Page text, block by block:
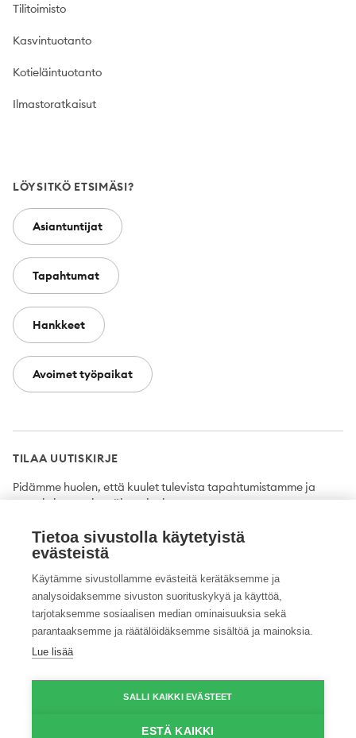
Tilitoimisto
Kasvintuotanto
Kotieläintuotanto
Ilmastoratkaisut
LÖYSITKÖ ETSIMÄSI?
Asiantuntijat
Tapahtumat
Hankkeet
Avoimet työpaikat
TILAA UUTISKIRJE
Pidämme huolen, että kuulet tulevista tapahtumistamme ja
uutuuksista ensimmäisten joukossa.
Tilaa
Twitter FacebookYouTubeInstagramLinkedIn
© 2026 ProAgria. Kaikki oikeudet pidätetään.
Tietoa sivustolla käytetyistä
evästeistä
Käytämme sivustollamme evästeitä kerätäksemme ja
analysoidaksemme sivuston suorituskykyä ja käyttöä,
tarjotaksemme sosiaalisen median ominaisuuksia sekä
parantaaksemme ja räätälöidäksemme sisältöä ja mainoksia.
Lue lisää
SALLI KAIKKI EVÄSTEET
ESTÄ KAIKKI